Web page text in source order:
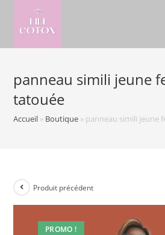
content
panneau simili jeune
tatouée
Accueil » Boutique » panneau simili jeune
PROMO !
Produit précédent